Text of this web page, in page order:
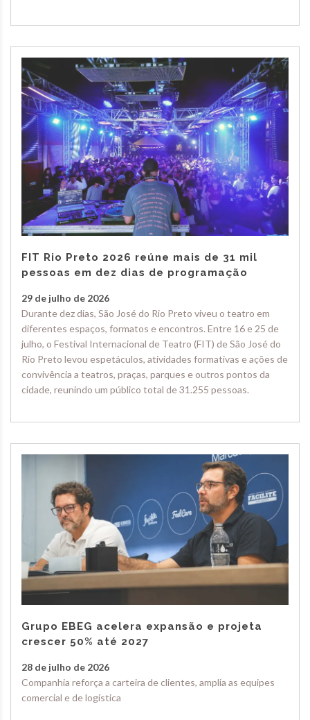
FIT Rio Preto 2026 reúne mais de 31 mil
pessoas em dez dias de programação
29 de julho de 2026
Durante dez dias, São José do Rio Preto viveu o teatro em
diferentes espaços, formatos e encontros. Entre 16 e 25 de
julho, o Festival Internacional de Teatro (FIT) de São José do
Rio Preto levou espetáculos, atividades formativas e ações de
convivência a teatros, praças, parques e outros pontos da
cidade, reunindo um público total de 31.255 pessoas.
Grupo EBEG acelera expansão e projeta
crescer 50% até 2027
28 de julho de 2026
Companhia reforça a carteira de clientes, amplia as equipes
comercial e de logística